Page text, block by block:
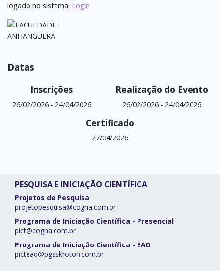
logado no sistema. Login
Datas
Inscrições
26/02/2026- 24/04/2026
Realização do Evento
26/02/2026- 24/04/2026
Certificado
27/04/2026
PESQUISA E INICIAÇÃO CIENTÍFICA
Projetos de Pesquisa
projetopesquisa@cogna.com.br
Programa de Iniciação Científica - Presencial
pict@cogna.com.br
Programa de Iniciação Científica - EAD
pictead@pgsskroton.com.br